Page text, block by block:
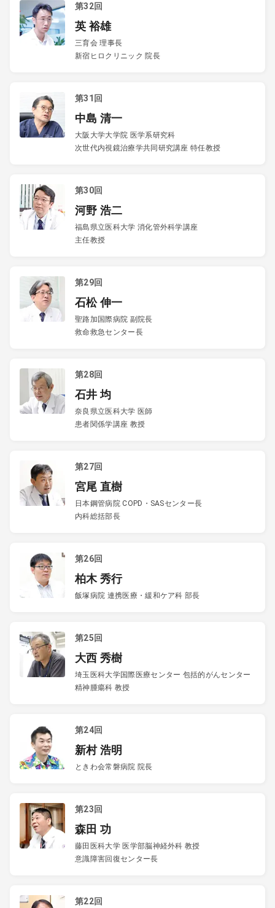
第32回
英 裕雄
三育会 理事長
新宿ヒロクリニック 院長
第31回
中島 清一
大阪大学大学院 医学系研究科
次世代内視鏡治療学共同研究講座 特任教授
第30回
河野 浩二
福島県立医科大学 消化管外科学講座
主任教授
第29回
石松 伸一
聖路加国際病院 副院長
救命救急センター長
第28回
石井 均
奈良県立医科大学 医師
患者関係学講座 教授
第27回
宮尾 直樹
日本鋼管病院 COPD・SASセンター長
内科総括部長
第26回
柏木 秀行
飯塚病院 連携医療・緩和ケア科 部長
第25回
大西 秀樹
埼玉医科大学国際医療センター 包括的がんセンター
精神腫瘍科 教授
第24回
新村 浩明
ときわ会常磐病院 院長
第23回
森田 功
藤田医科大学 医学部脳神経外科 教授
意識障害回復センター長
第22回